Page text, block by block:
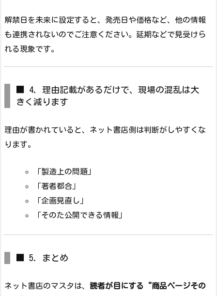
解禁日を未来に設定すると、発売日や価格など、他の情報
も連携されないのでご注意ください。延期などで見受けら
れる現象です。
■ 4. 理由記載があるだけで、現場の混乱は大
きく減ります
理由が書かれていると、ネット書店側は判断がしやすくな
ります。
「製造上の問題」
「著者都合」
「企画見直し」
「そのた公開できる情報」
■ 5. まとめ
ネット書店のマスタは、 読者が目にする“商品ページその